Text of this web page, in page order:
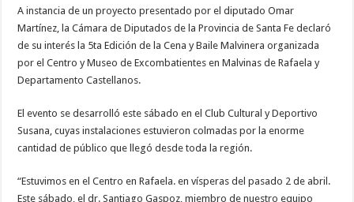
A instancia de un proyecto presentado por el diputado Omar
Martínez, la Cámara de Diputados de la Provincia de Santa Fe declaró
de su interés la 5ta Edición de la Cena y Baile Malvinera organizada
por el Centro y Museo de Excombatientes en Malvinas de Rafaela y
Departamento Castellanos.
El evento se desarrolló este sábado en el Club Cultural y Deportivo
Susana, cuyas instalaciones estuvieron colmadas por la enorme
cantidad de público que llegó desde toda la región.
“Estuvimos en el Centro en Rafaela. en vísperas del pasado 2 de abril.
Este sábado, el dr. Santiago Gaspoz, miembro de nuestro equipo